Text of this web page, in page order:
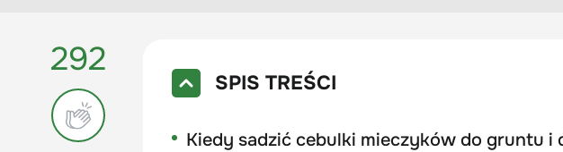
292
SPIS TREŚCI
Kiedy sadzić cebulki mieczyków do gruntu i